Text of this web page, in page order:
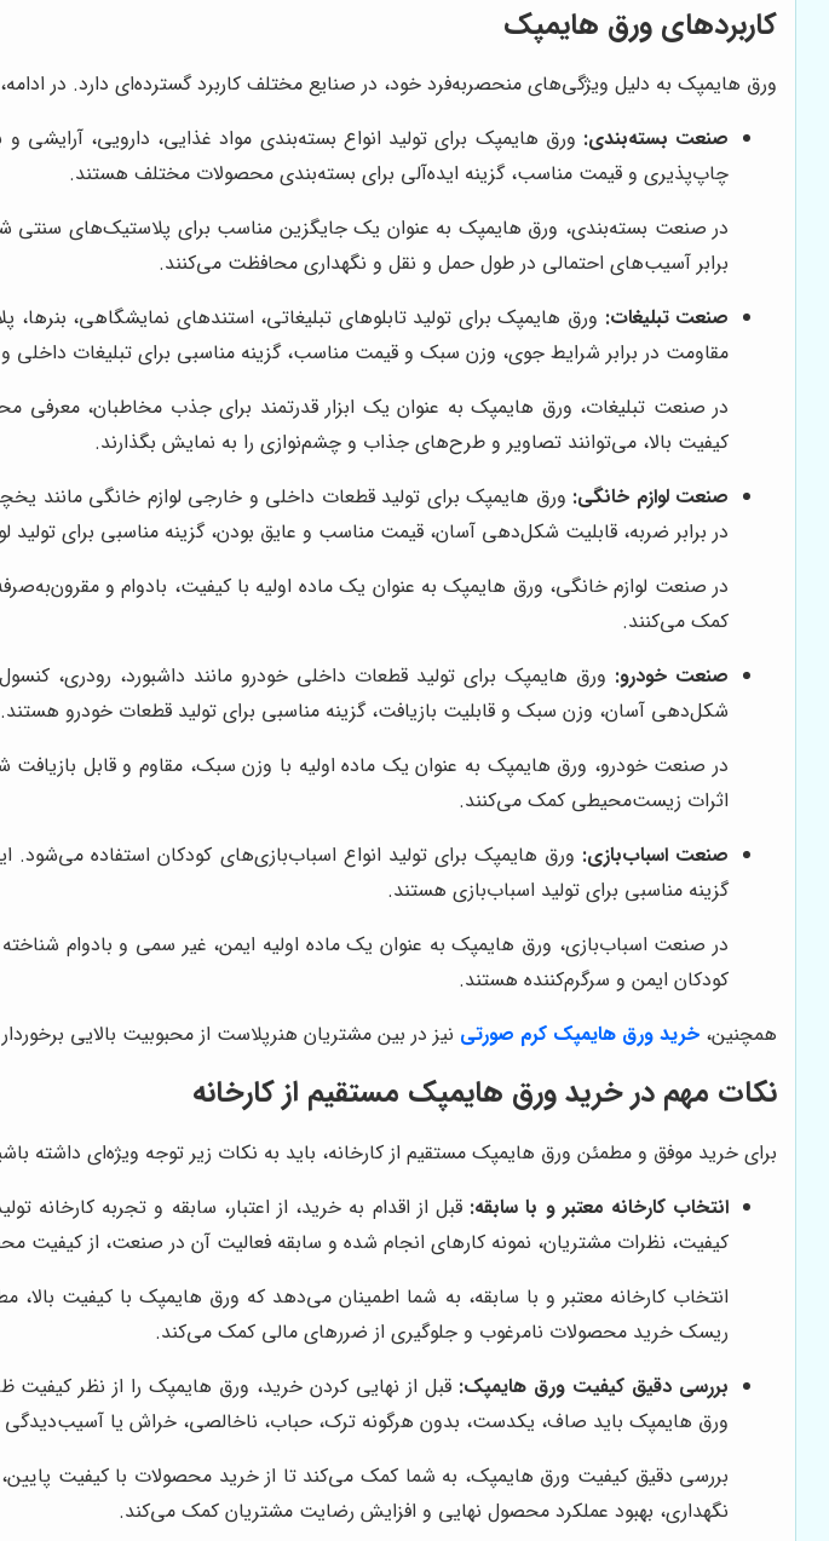
کاربردهای ورق هایمپک
ورق هایمپک به دلیل ویژگی‌های منحصربه‌فرد خود، در صنایع مختلف کاربرد گسترده‌ای دارد. در
صنعت بسته‌بندی: ورق هایمپک برای تولید انواع بسته‌بندی مواد غذایی، دارویی،
چاپ‌پذیری و قیمت مناسب، گزینه ایده‌آلی برای بسته‌بندی محصولات مختلف هستند.
در صنعت بسته‌بندی، ورق هایمپک به عنوان یک جایگزین مناسب برای پلاستیک‌های
برابر آسیب‌های احتمالی در طول حمل و نقل و نگهداری محافظت می‌کنند.
صنعت تبلیغات: ورق هایمپک برای تولید تابلوهای تبلیغاتی، استندهای نمایشگاهی،
مقاومت در برابر شرایط جوی، وزن سبک و قیمت مناسب، گزینه مناسبی برای تبلیغات
در صنعت تبلیغات، ورق هایمپک به عنوان یک ابزار قدرتمند برای جذب مخاطبان،
کیفیت بالا، می‌توانند تصاویر و طرح‌های جذاب و چشم‌نوازی را به نمایش بگذارند.
صنعت لوازم خانگی: ورق هایمپک برای تولید قطعات داخلی و خارجی لوازم خانگی مانند
در برابر ضربه، قابلیت شکل‌دهی آسان، قیمت مناسب و عایق بودن، گزینه مناسبی برای تولید
در صنعت لوازم خانگی، ورق هایمپک به عنوان یک ماده اولیه با کیفیت، بادوام و
کمک می‌کنند.
صنعت خودرو: ورق هایمپک برای تولید قطعات داخلی خودرو مانند داشبورد، رودری،
شکل‌دهی آسان، وزن سبک و قابلیت بازیافت، گزینه مناسبی برای تولید قطعات خودرو هستند.
در صنعت خودرو، ورق هایمپک به عنوان یک ماده اولیه با وزن سبک، مقاوم و قابل
اثرات زیست‌محیطی کمک می‌کنند.
صنعت اسباب‌بازی: ورق هایمپک برای تولید انواع اسباب‌بازی‌های کودکان استفاده
گزینه مناسبی برای تولید اسباب‌بازی هستند.
در صنعت اسباب‌بازی، ورق هایمپک به عنوان یک ماده اولیه ایمن، غیر سمی و بادوام
کودکان ایمن و سرگرم‌کننده هستند.
همچنین، خرید ورق هایمپک کرم صورتی نیز در بین مشتریان هنرپلاست از محبوبیت بالایی
نکات مهم در خرید ورق هایمپک مستقیم از کارخانه
برای خرید موفق و مطمئن ورق هایمپک مستقیم از کارخانه، باید به نکات زیر توجه ویژه‌ای داشته
انتخاب کارخانه معتبر و با سابقه: قبل از اقدام به خرید، از اعتبار، سابقه و تجربه
کیفیت، نظرات مشتریان، نمونه کارهای انجام شده و سابقه فعالیت آن در صنعت، از
انتخاب کارخانه معتبر و با سابقه، به شما اطمینان می‌دهد که ورق هایمپک با کیفیت بالا،
ریسک خرید محصولات نامرغوب و جلوگیری از ضررهای مالی کمک می‌کند.
بررسی دقیق کیفیت ورق هایمپک: قبل از نهایی کردن خرید، ورق هایمپک را از نظر
ورق هایمپک باید صاف، یکدست، بدون هرگونه ترک، حباب، ناخالصی، خراش یا آسیب‌دیدگی
بررسی دقیق کیفیت ورق هایمپک، به شما کمک می‌کند تا از خرید محصولات با کیفیت
نگهداری، بهبود عملکرد محصول نهایی و افزایش رضایت مشتریان کمک می‌کند.